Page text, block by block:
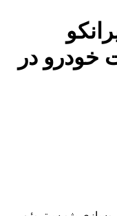
خودرو در